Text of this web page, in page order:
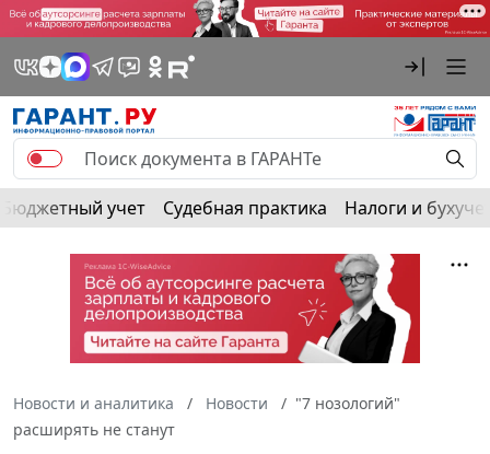
Бюджетный учет Судебная практика Налоги и
Новости и аналитика Новости
"7 нозологий"
расширять не станут